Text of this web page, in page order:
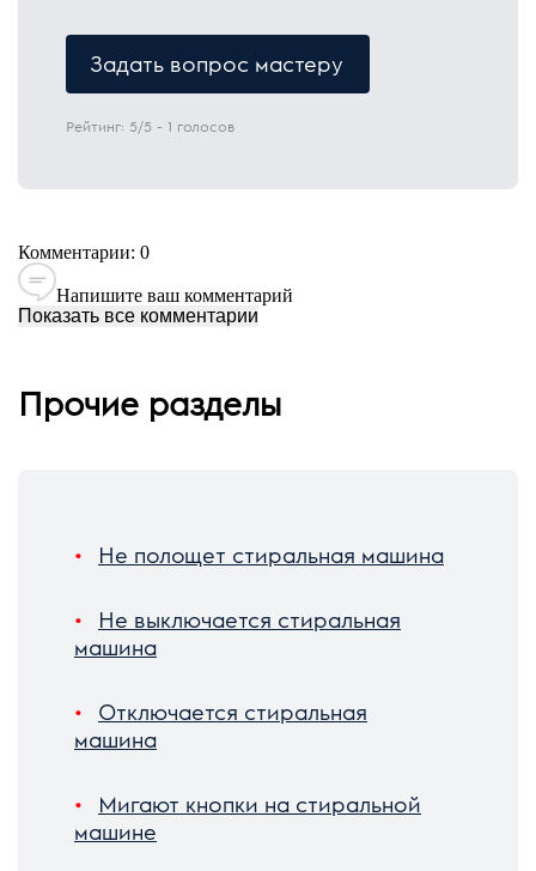
Задать вопрос мастеру
Рейтинг: 5/5 - 1 голосов
Комментарии: 0
Напишите ваш комментарий
Показать все комментарии
Прочие разделы
Не полощет стиральная машина
Не выключается стиральная
машина
Отключается стиральная
машина
Мигают кнопки на стиральной
машине